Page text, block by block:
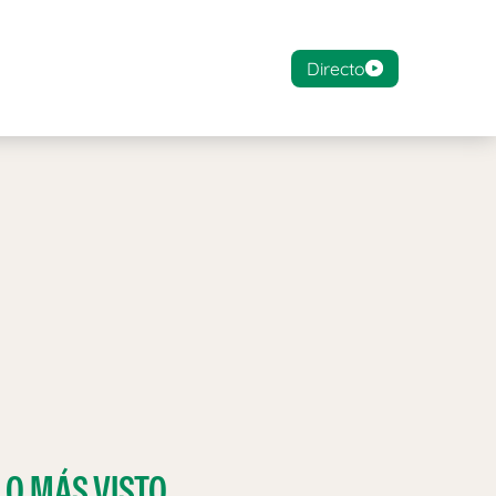
Directo